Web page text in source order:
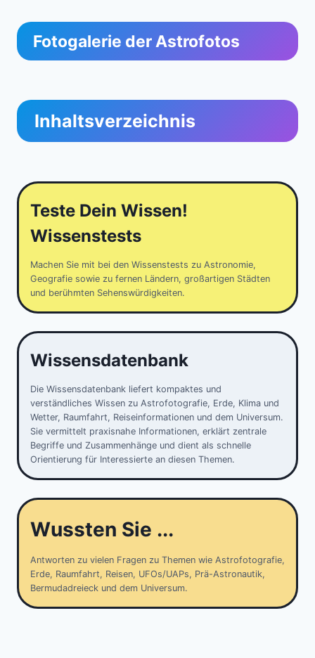
Fotogalerie der Astrofotos
Inhaltsverzeichnis
Teste Dein Wissen!
Wissenstests
Machen Sie mit bei den Wissenstests zu Astronomie,
Geografie sowie zu fernen Ländern, großartigen Städten
und berühmten Sehenswürdigkeiten.
Wissensdatenbank
Die Wissensdatenbank liefert kompaktes und
verständliches Wissen zu Astrofotografie, Erde, Klima und
Wetter, Raumfahrt, Reiseinformationen und dem Universum.
Sie vermittelt praxisnahe Informationen, erklärt zentrale
Begriffe und Zusammenhänge und dient als schnelle
Orientierung für Interessierte an diesen Themen.
Wussten Sie ...
Antworten zu vielen Fragen zu Themen wie Astrofotografie,
Erde, Raumfahrt, Reisen, UFOs/UAPs, Prä-Astronautik,
Bermudadreieck und dem Universum.